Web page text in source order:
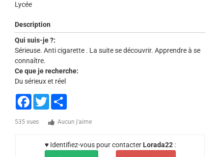
Lycée
Description
Qui suis-je ?:
Sérieuse. Anti cigarette . La suite se découvrir. Apprendre à se
connaître.
Ce que je recherche:
Du sérieux et réel
Facebook
Twitter
535 vues Aucun j'aime
♥ Identifiez-vous pour contacter Lorada22: